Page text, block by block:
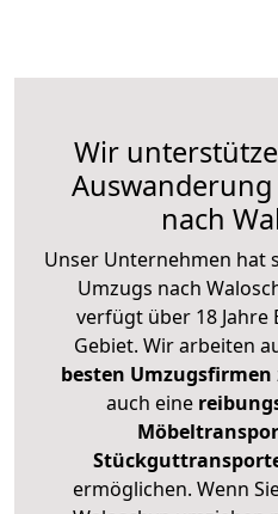
Wir
nach
Unser Unternehmen hat
Umzugs nach
verfügt über 18
Gebiet. Wir arbeiten
besten Umzugsfirmen
auch eine
ermöglichen. Wenn